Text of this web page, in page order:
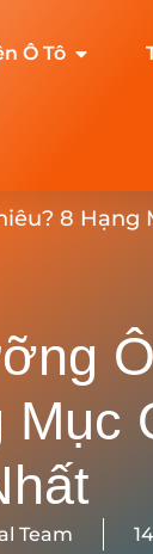
Ô Tô
8 Hạng
Team